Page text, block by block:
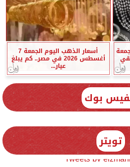
أسعار الذهب اليوم الجمعة 7
أغسطس 2026 في مصر.. كم يبلغ
عيار...
بوك
تويتر
Tweets by